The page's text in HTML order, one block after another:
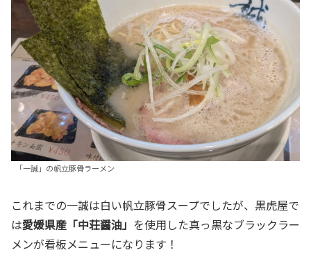
「一誠」の帆立豚骨ラーメン
これまでの一誠は白い帆立豚骨スープでしたが、黒虎屋で
は愛媛県産「中荘醤油」 を使用した真っ黒なブラックラー
メンが看板メニューになります！